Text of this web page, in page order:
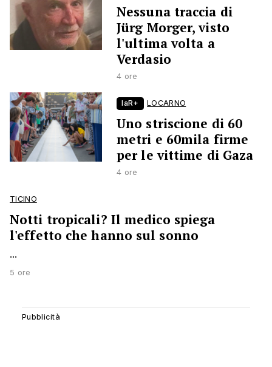
Nessuna traccia di
Jürg Morger, visto
l'ultima volta a
Verdasio
4 ore
laR+ LOCARNO
Uno striscione di 60
metri e 60mila firme
per le vittime di Gaza
4 ore
TICINO
Notti tropicali? Il medico spiega
l'effetto che hanno sul sonno
...
5 ore